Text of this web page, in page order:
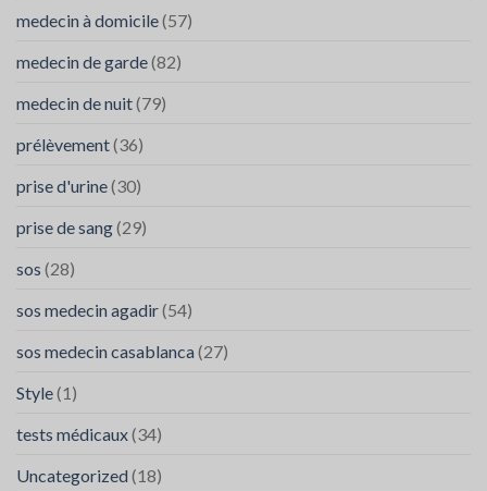
medecin à domicile(57)
medecin de garde(82)
medecin de nuit(79)
prélèvement(36)
prise d'urine(30)
prise de sang(29)
sos (28)
sos medecin agadir(54)
sos medecin casablanca (27)
Style(1)
tests médicaux(34)
Uncategorized (18)